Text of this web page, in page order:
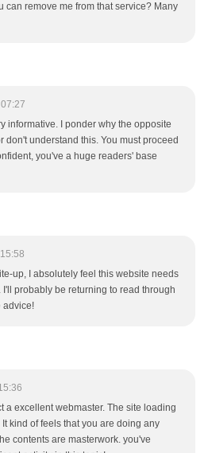
can remove me from that service? Many
informative. I ponder why the opposite
don't understand this. You must proceed
you've a huge readers' base
up, I absolutely feel this website needs
I'll probably be returning to read through
advice!
a excellent webmaster. The site loading
kind of feels that you are doing any
contents are masterwork. you've